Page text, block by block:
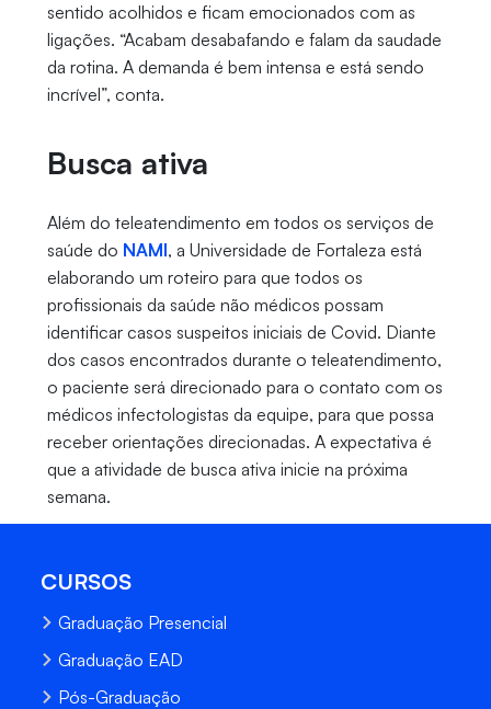
sentido acolhidos e ficam emocionados com as
ligações. “Acabam desabafando e falam da saudade
da rotina. A demanda é bem intensa e está sendo
incrível”, conta.
Busca ativa
Além do teleatendimento em todos os serviços de
saúde do NAMI, a Universidade de Fortaleza está
elaborando um roteiro para que todos os
profissionais da saúde não médicos possam
identificar casos suspeitos iniciais de Covid. Diante
dos casos encontrados durante o teleatendimento,
o paciente será direcionado para o contato com os
médicos infectologistas da equipe, para que possa
receber orientações direcionadas. A expectativa é
que a atividade de busca ativa inicie na próxima
semana.
CURSOS
Graduação Presencial
Graduação EAD
Pós-Graduação